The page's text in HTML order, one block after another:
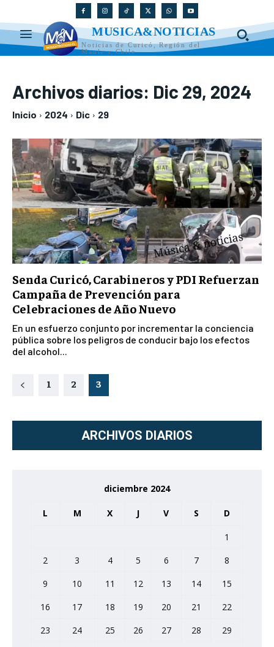
MUSICA&NOTICIAS
Noticias de Curicó, Región del
Maule y Chile
Archivos diarios: Dic 29, 2024
Inicio 2024 Dic 29
Senda Curicó, Carabineros y PDI Refuerzan
Campaña de Prevención para
Celebraciones de Año Nuevo
En un esfuerzo conjunto por incrementar la conciencia
pública sobre los peligros de conducir bajo los efectos
del alcohol...
1 2 3
ARCHIVOS DIARIOS
diciembre 2024
L M X J V S D
1
2
3 4 5 6 7
8
9
10 11 12 13 14
15
16
17 18 19 20 21
22
23
24 25 26 27 28
29